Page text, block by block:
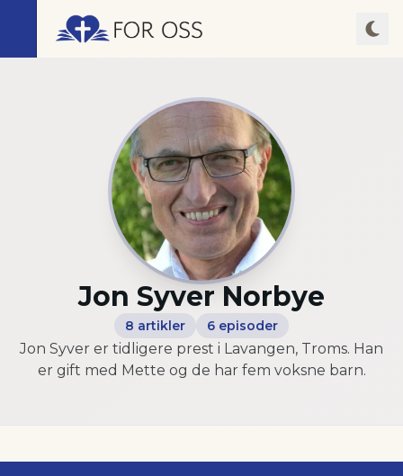
Jon Syver Norbye
8 artikler 6 episoder
Jon Syver er tidligere prest i Lavangen, Troms. Han
er gift med Mette og de har fem voksne barn.